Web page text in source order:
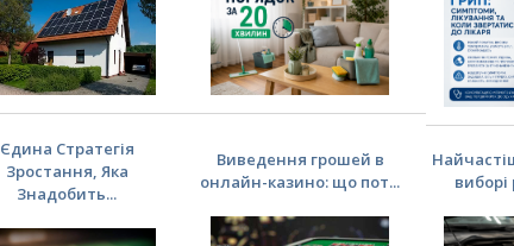
Єдина Стратегія
Зростання, Яка
Знадобить...
Виведення грошей в
онлайн-казино: що пот...
виборі